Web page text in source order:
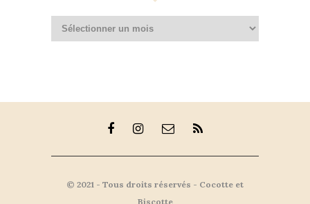
Archives
© 2021 - Tous droits réservés - Cocotte et
Biscotte